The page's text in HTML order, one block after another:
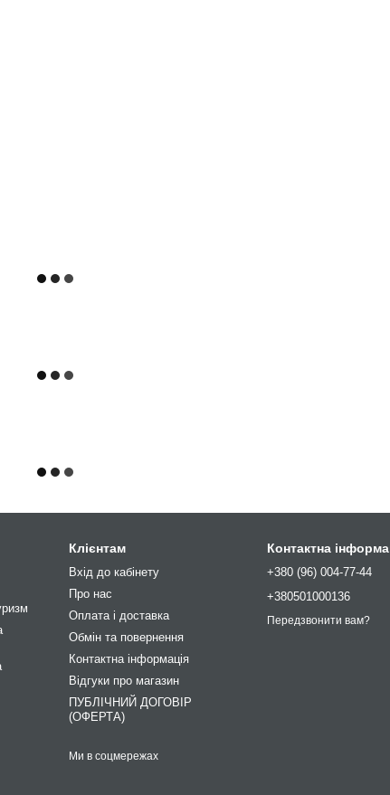
Клієнтам
Вхід до кабінету
Про нас
Оплата і доставка
Обмін та повернення
Контактна інформація
Відгуки про магазин
ПУБЛІЧНИЙ ДОГОВІР
(ОФЕРТА)
Ми в соцмережах
Контактна
+380 (96) 004-77-44
+380501000136
Передзвонити вам?